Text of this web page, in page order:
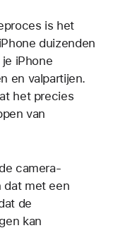
is het
duizenden
iPhone
en val­partijen.
het precies
van
camera­­­­­­­
dat met een
de
kan